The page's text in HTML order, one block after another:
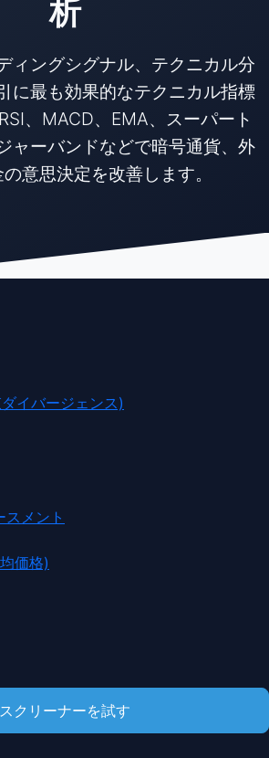
析
ィングシグナル、テクニカル分
に最も効果的なテクニカル指標
、MACD、EMA、スーパート
ャーバンドなどで暗号通貨、外
意思決定を改善します。
イバージェンス)
メント
価格)
スクリーナーを試す